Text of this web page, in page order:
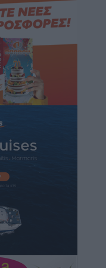
– Προχωρά
στην Κω
σε
–
μητέρα και
το
τρόμου” – Η
της Χαρούλας
τα γεγονότα που
της Λέρου
Κότσιρα στις